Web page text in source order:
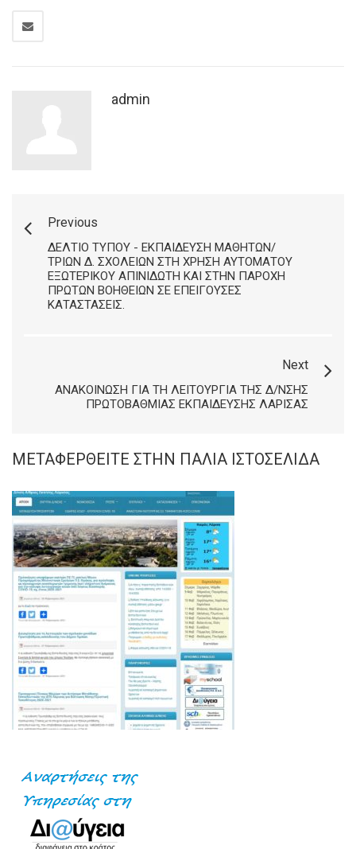
admin
Previous
ΔΕΛΤΊΟ ΤΎΠΟΥ - ΕΚΠΑΊΔΕΥΣΗ ΜΑΘΗΤΏΝ/
ΤΡΙΏΝ Δ. ΣΧΟΛΕΊΩΝ ΣΤΗ ΧΡΉΣΗ ΑΥΤΌΜΑΤΟΥ
ΕΞΩΤΕΡΙΚΟΎ ΑΠΙΝΙΔΩΤΉ ΚΑΙ ΣΤΗΝ ΠΑΡΟΧΉ
ΠΡΏΤΩΝ ΒΟΗΘΕΙΏΝ ΣΕ ΕΠΕΊΓΟΥΣΕΣ
ΚΑΤΑΣΤΆΣΕΙΣ.
Next
ΑΝΑΚΟΊΝΩΣΗ ΓΙΑ ΤΗ ΛΕΙΤΟΥΡΓΊΑ ΤΗΣ Δ/ΝΣΗΣ
ΠΡΩΤΟΒΆΘΜΙΑΣ ΕΚΠΑΊΔΕΥΣΗΣ ΛΆΡΙΣΑΣ
ΜΕΤΑΦΕΡΘΕΊΤΕ ΣΤΗΝ ΠΑΛΙΆ ΙΣΤΟΣΕΛΊΔΑ